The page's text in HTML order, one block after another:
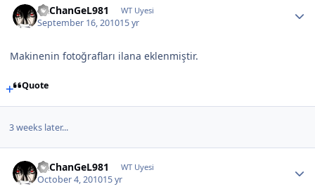
aRChanGeL981 WT Uyesi
September 16, 201015 yr
Makinenin fotoğrafları ilana eklenmiştir.
Quote
3 weeks later...
aRChanGeL981 WT Uyesi
October 4, 201015 yr